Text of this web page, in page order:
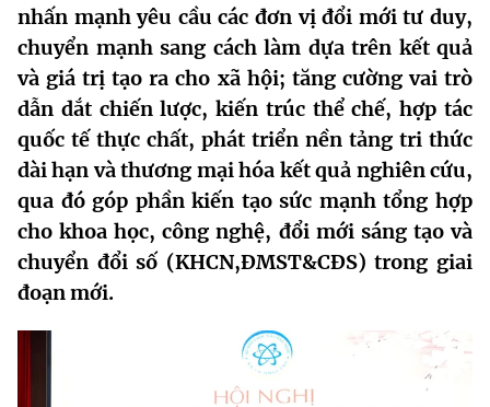
Sở Khoa học và Công nghệ
Chuyển đổi số
Bưu chính, Viễn thông
Sở hữu trí tuệ
Tiêu chuẩn, đo lường, chất lượng
Năng lượng nguyên tử
Tin tổng hợp
Văn bản QPPL
Văn bản chỉ đạo điều hành
Lấy ý kiến người dân về dự thảo VBQPPL
MST IOFFICE
THỐNG KÊ
Khoa học và Công nghệ
Đổi mới sáng tạo
Chuyển đổi số
Bưu chính, Viễn thông
Tiêu chuẩn, đo lường, chất lượng
Multimedia
THƯ ĐIỆN TỬ
Khác
Videos
nhấn mạnh yêu cầu các đơn vị đổi mới tư duy,
chuyển mạnh sang cách làm dựa trên kết quả
và giá trị tạo ra cho xã hội; tăng cường vai trò
dẫn dắt chiến lược, kiến trúc thể chế, hợp tác
quốc tế thực chất, phát triển nền tảng tri thức
dài hạn và thương mại hóa kết quả nghiên cứu,
qua đó góp phần kiến tạo sức mạnh tổng hợp
cho khoa học, công nghệ, đổi mới sáng tạo và
chuyển đổi số (KHCN,ĐMST&CĐS) trong giai
đoạn mới.